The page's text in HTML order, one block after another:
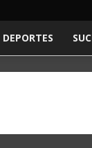
DEPORTES